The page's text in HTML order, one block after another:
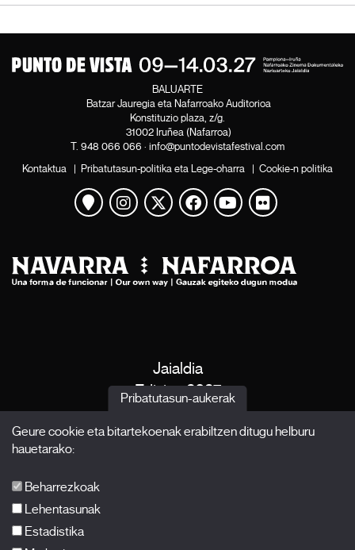
BALUARTE
Batzar Jauregia eta Nafarroako Auditorioa
Konstituzio plaza, z/g.
31002 Iruñea (Nafarroa)
T. 948 066 066 · info@puntodevistafestival.com
Kontaktua | Pribatutasun-politika eta Lege-oharra | Cookie-n politika
Mapa ikusi
Instagram
Twitter
Facebook
Youtube
Flickr
Jaialdia
Edizioa 2027
Akreditazioak
Pribatutasun-aukerak
Geure cookie eta bitartekoenak erabiltzen ditugu helburu
hauetarako:
Beharrezkoak
Lehentasunak
Estadistika